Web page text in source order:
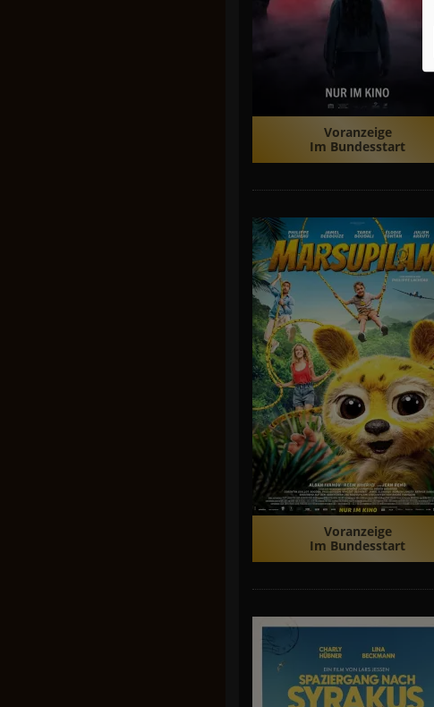
Voranzeige
Im Bundesstart
Voranzeige
Im Bundesstart